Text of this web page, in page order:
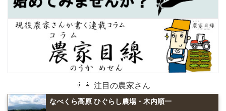
👨👩 注目の農家さん
なべくら高原 ひぐらし農場・木内順一